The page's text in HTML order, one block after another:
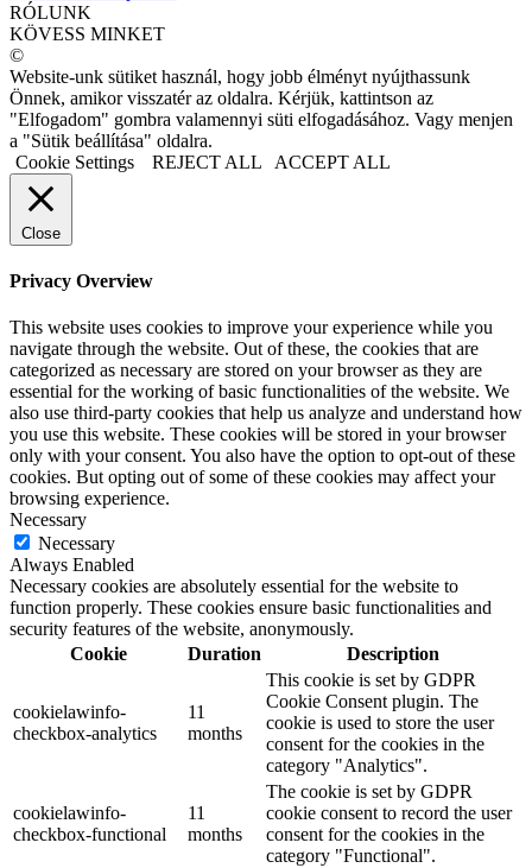
RÓLUNK
KÖVESS MINKET
©
Website-unk sütiket használ, hogy jobb élményt nyújthassunk
Önnek, amikor visszatér az oldalra. Kérjük, kattintson az
"Elfogadom" gombra valamennyi süti elfogadásához. Vagy menjen
a "Sütik beállítása" oldalra.
Cookie Settings
REJECT ALL ACCEPT ALL
Close
Privacy Overview
This website uses cookies to improve your experience while you
navigate through the website. Out of these, the cookies that are
categorized as necessary are stored on your browser as they are
essential for the working of basic functionalities of the website. We
also use third-party cookies that help us analyze and understand how
you use this website. These cookies will be stored in your browser
only with your consent. You also have the option to opt-out of these
cookies. But opting out of some of these cookies may affect your
browsing experience.
Necessary
Necessary
Always Enabled
Necessary cookies are absolutely essential for the website to
function properly. These cookies ensure basic functionalities and
security features of the website, anonymously.
Cookie
Duration Description
cookielawinfo-
checkbox-analytics
11
months
This cookie is set by GDPR
Cookie Consent plugin. The
cookie is used to store the user
consent for the cookies in the
category "Analytics".
cookielawinfo-
checkbox-functional
11
months
The cookie is set by GDPR
cookie consent to record the user
consent for the cookies in the
category "Functional".